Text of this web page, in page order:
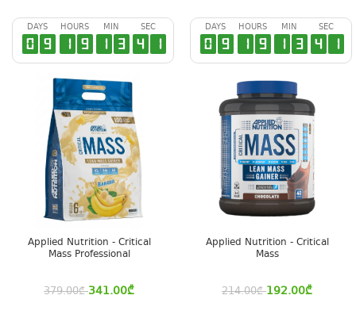
DAYS
0 9
HOURS
1 9
MIN
1 3
SEC
4 0
Applied Nutrition - Critical
Mass Professional
379.00₾ 341.00₾
DAYS
0 9
HOURS
1 9
MIN
1 3
SEC
4 0
Applied Nutrition - Critical
Mass
214.00₾ 192.00₾